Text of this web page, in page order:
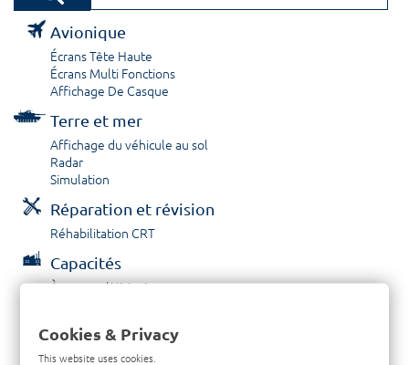
Avionique
Écrans Tête Haute
Écrans Multi Fonctions
Affichage De Casque
Terre et mer
Affichage du véhicule au sol
Radar
Simulation
Réparation et révision
Réhabilitation CRT
Capacités
À propos / Historique
Contactez nous
Cookies & Privacy
This website uses cookies.